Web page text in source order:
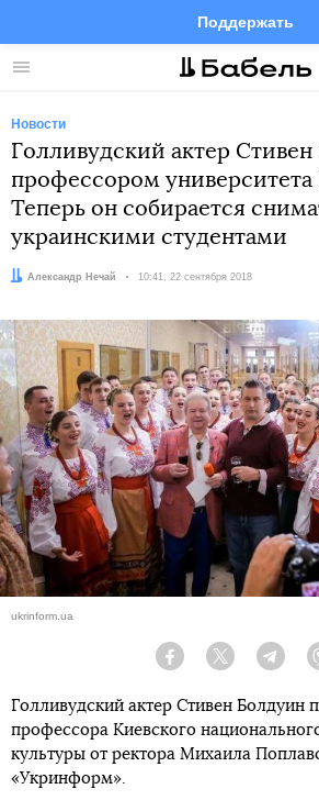
Меню
Поддержать
FacebookTelegram
Новости
Голливудский актер Стивен
профессором университета
Теперь он собирается
украинскими студентами
Автор:
Александр Нечай Дата:
10:41, 22 сентября 2018
ukrinform.ua
Facebook Twitter
Голливудский актер Стивен Болдуин
профессора Киевского
культуры от ректора Михаила
«Укринформ».